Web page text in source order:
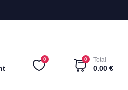
0 0 Total
0.00 €